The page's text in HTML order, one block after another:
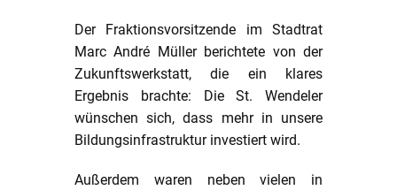
Der Fraktionsvorsitzende im Stadtrat
Marc André Müller berichtete von der
Zukunftswerkstatt, die ein klares
Ergebnis brachte: Die St. Wendeler
wünschen sich, dass mehr in unsere
Bildungsinfrastruktur investiert wird.
Außerdem waren neben vielen in